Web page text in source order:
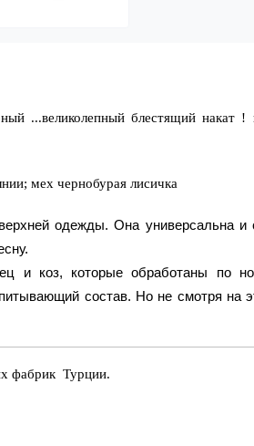
...великолепный блестящий накат !
мех чернобурая лисичка
одежды. Она универсальна и
и коз, которые обработаны по
состав. Но не смотря на
фабрик Турции.